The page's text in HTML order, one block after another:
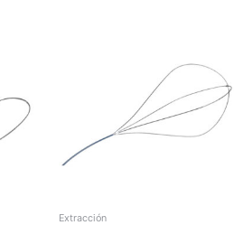
variantes.
Las
opciones
Extracción